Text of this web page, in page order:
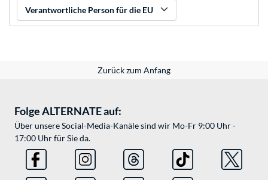
Verantwortliche Person für die EU
Zurück zum Anfang
Folge ALTERNATE auf:
Über unsere Social-Media-Kanäle sind wir Mo-Fr 9:00 Uhr -
17:00 Uhr für Sie da.